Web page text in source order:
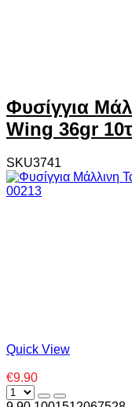
Φυσίγγια
Wing 36gr
SKU3741
Quick View
€9.90